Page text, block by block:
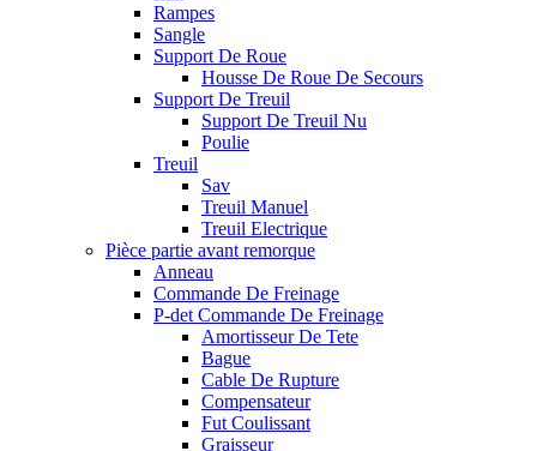
Rampes
Sangle
Support De Roue
Housse De Roue De Secours
Support De Treuil
Support De Treuil Nu
Poulie
Treuil
Sav
Treuil Manuel
Treuil Electrique
Pièce partie avant remorque
Anneau
Commande De Freinage
P-det Commande De Freinage
Amortisseur De Tete
Bague
Cable De Rupture
Compensateur
Fut Coulissant
Graisseur